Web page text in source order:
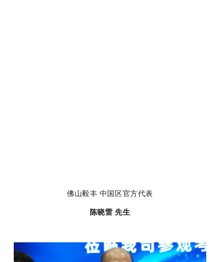
佛山毅丰 中国区官方代表
陈晓雷 先生